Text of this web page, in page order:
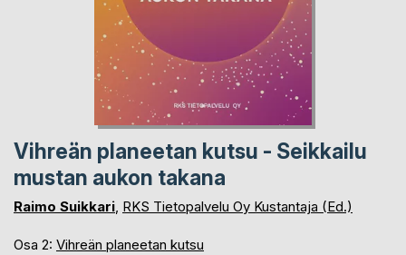
Vihreän planeetan kutsu - Seikkailu
mustan aukon takana
Raimo Suikkari, RKS Tietopalvelu Oy Kustantaja (Ed.)
Osa 2: Vihreän planeetan kutsu